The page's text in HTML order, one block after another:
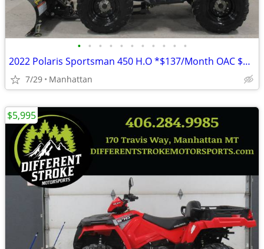
• • • • • • • • • • •
2022 Polaris Sportsman 450 H.O *$137/Month OAC $0 Down* *New Snowplow*
7/29 Manhattan
$5,995